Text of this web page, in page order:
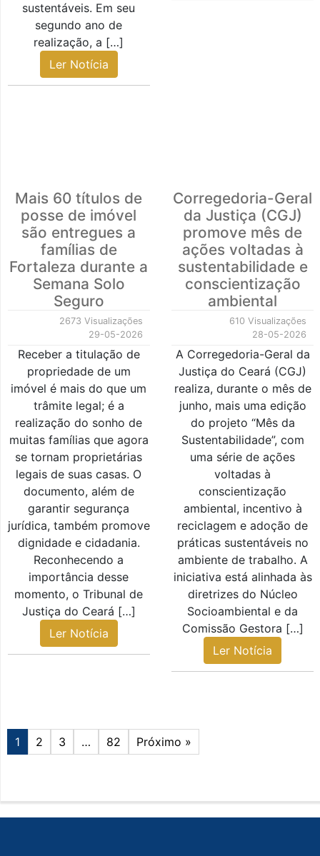
sustentáveis. Em seu
segundo ano de
realização, a […]
Ler Notícia
Mais 60 títulos de
posse de imóvel
são entregues a
famílias de
Fortaleza durante a
Semana Solo
Seguro
2673 Visualizações
29-05-2026
Receber a titulação de
propriedade de um
imóvel é mais do que um
trâmite legal; é a
realização do sonho de
muitas famílias que agora
se tornam proprietárias
legais de suas casas. O
documento, além de
garantir segurança
jurídica, também promove
dignidade e cidadania.
Reconhecendo a
importância desse
momento, o Tribunal de
Justiça do Ceará […]
Ler Notícia
Corregedoria-Geral
da Justiça (CGJ)
promove mês de
ações voltadas à
sustentabilidade e
conscientização
ambiental
610 Visualizações
28-05-2026
A Corregedoria-Geral da
Justiça do Ceará (CGJ)
realiza, durante o mês de
junho, mais uma edição
do projeto “Mês da
Sustentabilidade”, com
uma série de ações
voltadas à
conscientização
ambiental, incentivo à
reciclagem e adoção de
práticas sustentáveis no
ambiente de trabalho. A
iniciativa está alinhada às
diretrizes do Núcleo
Socioambiental e da
Comissão Gestora […]
Ler Notícia
1 2 3 … 82 Próximo »